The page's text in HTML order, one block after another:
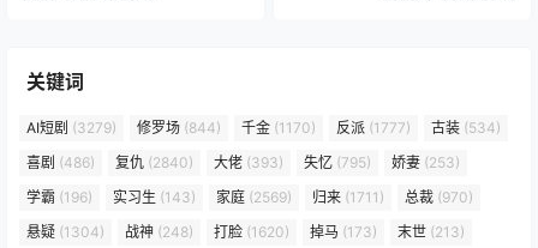
关键词
AI短剧 (3279) 修罗场 (844) 千金 (1170) 反派 (1777) 古装 (534)
喜剧 (486) 复仇 (2840) 大佬 (393) 失忆 (795) 娇妻 (253)
学霸 (196) 实习生 (143) 家庭 (2569) 归来 (1711) 总裁 (970)
悬疑 (1304) 战神 (248) 打脸 (1620) 掉马 (173) 末世 (213)